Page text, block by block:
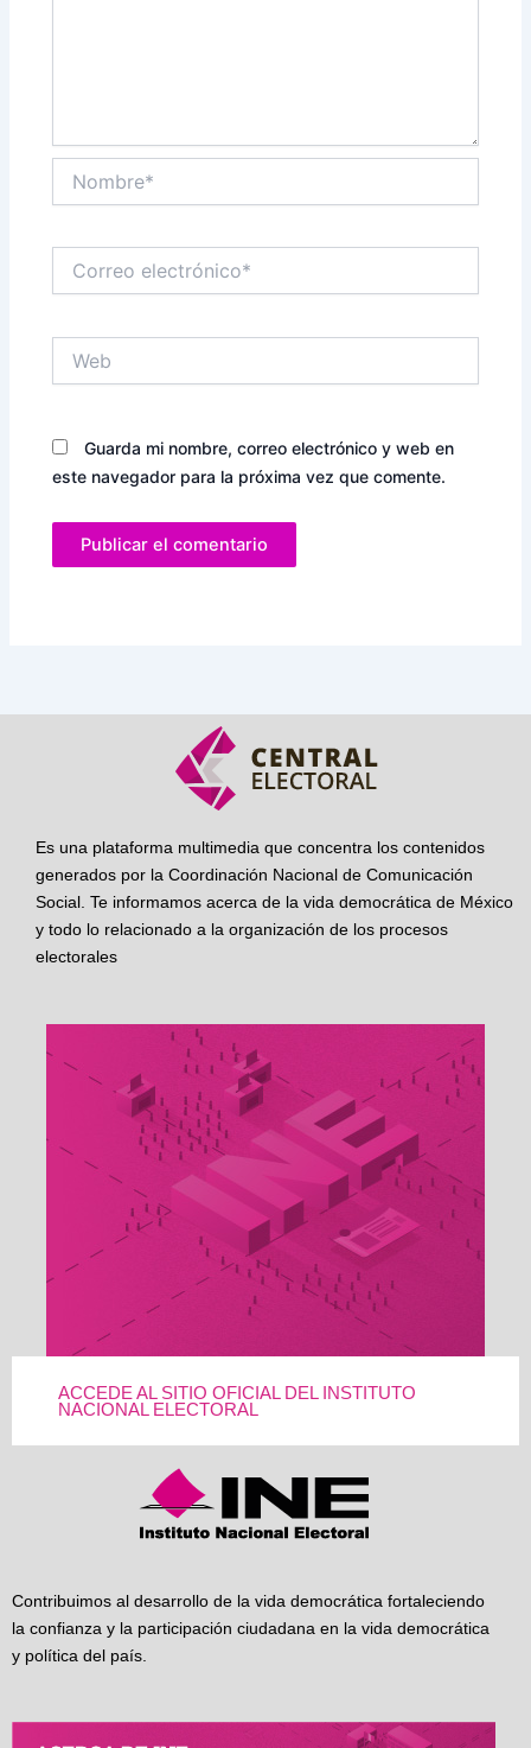
electrónico*
Guarda mi nombre, correo electrónico y web en
este navegador para la próxima vez que comente.
Es una plataforma multimedia que concentra los contenidos
generados por la Coordinación Nacional de Comunicación
Social. Te informamos acerca de la vida democrática de México
y todo lo relacionado a la organización de los procesos
electorales
ACCEDE AL SITIO OFICIAL DEL INSTITUTO
NACIONAL ELECTORAL
Contribuimos al desarrollo de la vida democrática fortaleciendo
la confianza y la participación ciudadana en la vida democrática
y política del país.